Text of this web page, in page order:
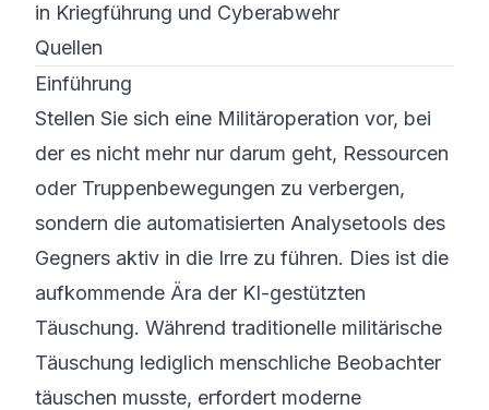
in Kriegführung und Cyberabwehr
Quellen
Einführung
Stellen Sie sich eine Militäroperation vor, bei
der es nicht mehr nur darum geht, Ressourcen
oder Truppenbewegungen zu verbergen,
sondern die automatisierten Analysetools des
Gegners aktiv in die Irre zu führen. Dies ist die
aufkommende Ära der KI-gestützten
Täuschung. Während traditionelle militärische
Täuschung lediglich menschliche Beobachter
täuschen musste, erfordert moderne